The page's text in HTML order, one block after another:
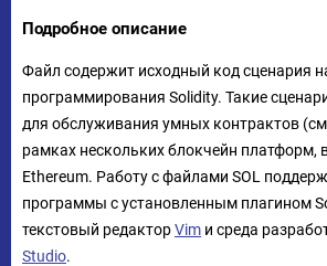
Подробное описание
Файл содержит исходный код сценария
программирования Solidity. Такие
для обслуживания умных контрактов
рамках нескольких блокчейн платформ,
Ethereum. Работу с файлами SOL
программы с установленным плагином
текстовый редакторVim и среда
Studio.